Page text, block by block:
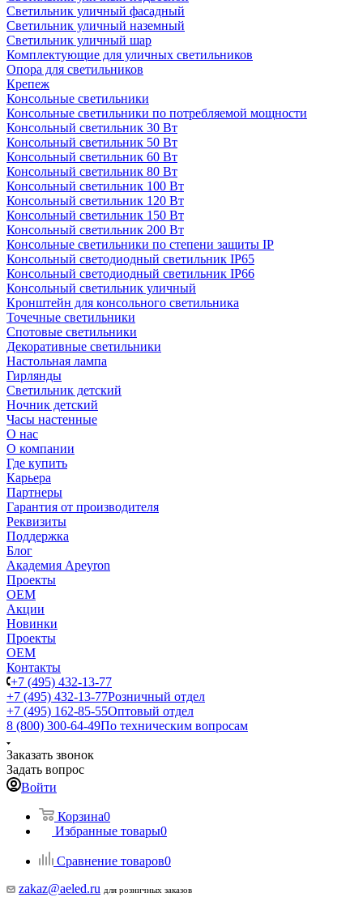
Светильник уличный фасадный
Светильник уличный наземный
Cветильник уличный шар
Комплектующие для уличных светильников
Опора для светильников
Крепеж
Консольные светильники
Консольные светильники по потребляемой мощности
Консольный светильник 30 Вт
Консольный светильник 50 Вт
Консольный светильник 60 Вт
Консольный светильник 80 Вт
Консольный светильник 100 Вт
Консольный светильник 120 Вт
Консольный светильник 150 Вт
Консольный светильник 200 Вт
Консольные светильники по степени защиты IP
Консольный светодиодный светильник IP65
Консольный светодиодный светильник IP66
Консольный светильник уличный
Кронштейн для консольного светильника
Точечные светильники
Спотовые светильники
Декоративные светильники
Настольная лампа
Гирлянды
Светильник детский
Ночник детский
Часы настенные
О нас
О компании
Где купить
Карьера
Партнеры
Гарантия от производителя
Реквизиты
Поддержка
Блог
Академия Apeyron
Проекты
ОЕМ
Акции
Новинки
Проекты
ОЕМ
Контакты
+7 (495) 432-13-77
+7 (495) 432-13-77Розничный отдел
+7 (495) 162-85-55Оптовый отдел
8 (800) 300-64-49По техническим вопросам
Заказать звонок
Задать вопрос
Войти
Корзина0
Избранные товары0
Сравнение товаров0
zakaz@aeled.ru для розничных заказов